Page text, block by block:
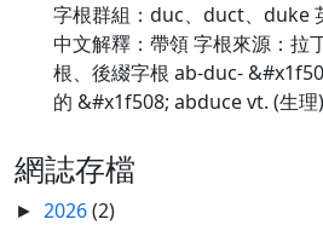
字根群組：duc、duct、duke
中文解釋：帶領 字根來源：拉
根、後綴字根 ab-duc-
的 &#x1f508; abduce vt. (生理
網誌存檔
► 2026(2)